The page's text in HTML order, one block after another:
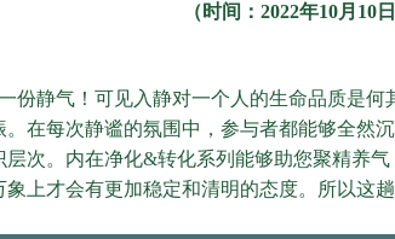
（时间：2022年10月10
份静气！可见入静对一个人的生命品质是
在每次静谧的氛围中，参与者都能够全
次。内在净化&转化系列能够助您聚精养
上才会有更加稳定和清明的态度。所以